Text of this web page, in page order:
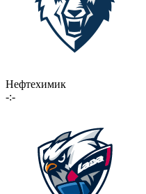
Нефтехимик
-:-